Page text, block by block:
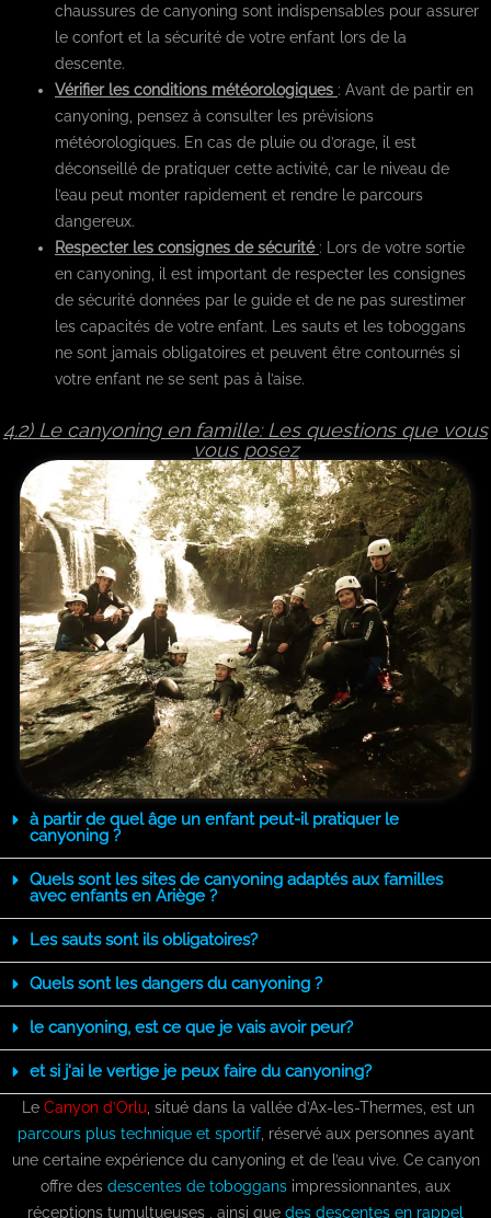
chaussures de canyoning sont indispensables pour assurer
le confort et la sécurité de votre enfant lors de la
descente.
Vérifier les conditions météorologiques : Avant de partir en
canyoning, pensez à consulter les prévisions
météorologiques. En cas de pluie ou d’orage, il est
déconseillé de pratiquer cette activité, car le niveau de
l’eau peut monter rapidement et rendre le parcours
dangereux.
Respecter les consignes de sécurité : Lors de votre sortie
en canyoning, il est important de respecter les consignes
de sécurité données par le guide et de ne pas surestimer
les capacités de votre enfant. Les sauts et les toboggans
ne sont jamais obligatoires et peuvent être contournés si
votre enfant ne se sent pas à l’aise.
4.2) Le canyoning en famille: Les questions que vous
vous posez
à partir de quel âge un enfant peut-il pratiquer le
canyoning ?
Quels sont les sites de canyoning adaptés aux familles
avec enfants en Ariège ?
Les sauts sont ils obligatoires?
Quels sont les dangers du canyoning ?
le canyoning, est ce que je vais avoir peur?
et si j'ai le vertige je peux faire du canyoning?
LeCanyon d’Orlu, situé dans la vallée d’Ax-les-Thermes, est un
parcours plus technique et sportif, réservé aux personnes ayant
une certaine expérience du canyoning et de l’eau vive. Ce canyon
offre des descentes de toboggans impressionnantes, aux
réceptions tumultueuses , ainsi que des descentes en rappel